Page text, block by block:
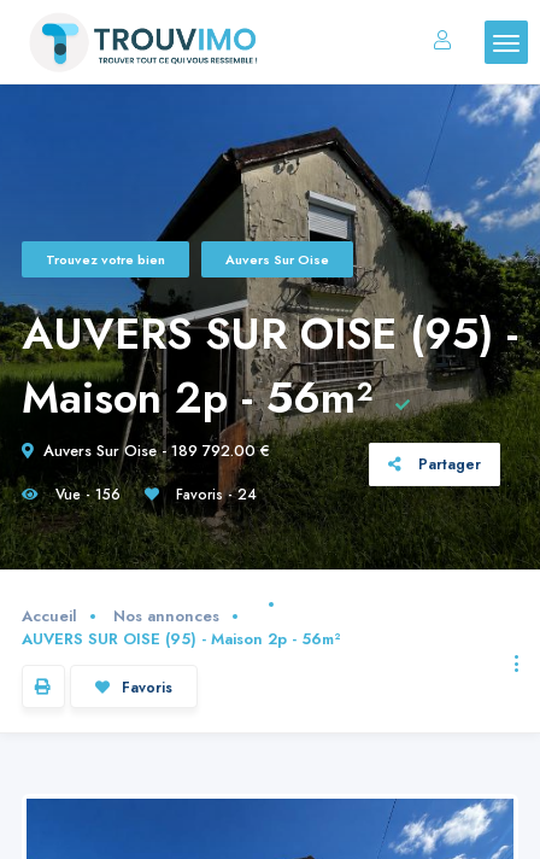
Trouvez votre bien Auvers Sur Oise
AUVERS SUR OISE (95) -
Maison 2p - 56m²
Auvers Sur Oise - 189 792.00 €
Partager
Vue - 156
Favoris - 24
Accueil
Nos annonces
AUVERS SUR OISE (95) - Maison 2p - 56m²
Favoris